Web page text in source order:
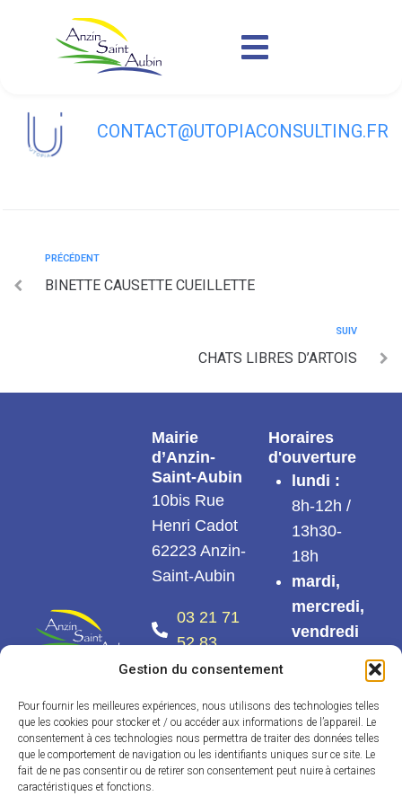
Gestion du consentement
Pour fournir les meilleures expériences, nous utilisons des technologies telles
que les cookies pour stocker et / ou accéder aux informations de l’appareil. Le
consentement à ces technologies nous permettra de traiter des données telles
que le comportement de navigation ou les identifiants uniques sur ce site. Le
fait de ne pas consentir ou de retirer son consentement peut nuire à certaines
caractéristiques et fonctions.
ASSOCIATION DES PARENTS D’ÉLÈVES
CONTACT@UTOPIACONSULTING.FR
PRÉCÉDENT
BINETTE CAUSETTE CUEILLETTE
SUIV
CHATS LIBRES D’ARTOIS
Mairie
d’Anzin-
Saint-Aubin
10bis Rue
Henri Cadot
62223 Anzin-
Saint-Aubin
03 21 71
52 83
Nous
contacter
Horaires
d'ouverture
lundi :
8h-12h /
13h30-
18h
mardi,
mercredi,
vendredi
17h30
jeudi :
8h-12h30